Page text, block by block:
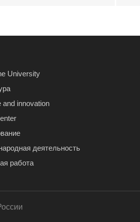
University
and innovation
деятельность
работа